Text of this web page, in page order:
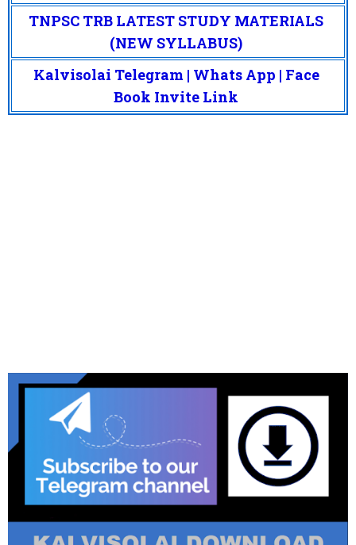
TNPSC TRB LATEST STUDY MATERIALS
(NEW SYLLABUS)
Kalvisolai Telegram | Whats App | Face
Book Invite Link